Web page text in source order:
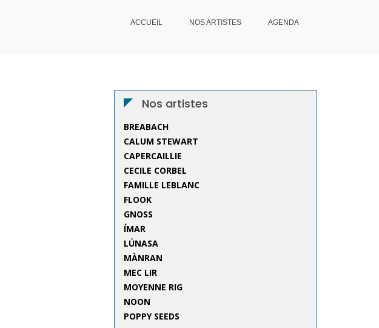
ACCUEIL NOS ARTISTES AGENDA
Nos artistes
BREABACH
CALUM STEWART
CAPERCAILLIE
CECILE CORBEL
FAMILLE LEBLANC
FLOOK
GNOSS
ÍMAR
LÚNASA
MÀNRAN
MEC LIR
MOYENNE RIG
NOON
POPPY SEEDS